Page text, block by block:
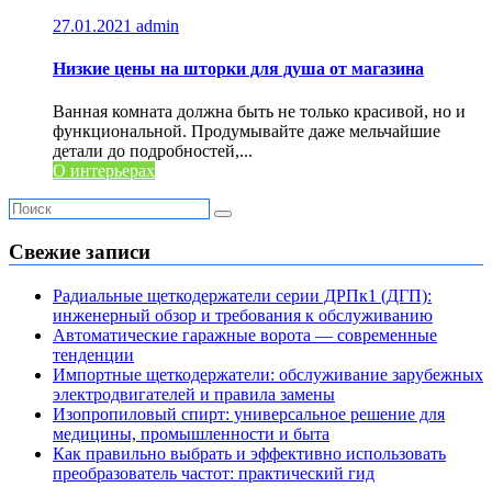
27.01.2021 admin
Низкие цены на шторки для душа от магазина
Ванная комната должна быть не только красивой, но и
функциональной. Продумывайте даже мельчайшие
детали до подробностей,...
О интерьерах
Свежие записи
Радиальные щеткодержатели серии ДРПк1 (ДГП):
инженерный обзор и требования к обслуживанию
Автоматические гаражные ворота — современные
тенденции
Импортные щеткодержатели: обслуживание зарубежных
электродвигателей и правила замены
Изопропиловый спирт: универсальное решение для
медицины, промышленности и быта
Как правильно выбрать и эффективно использовать
преобразователь частот: практический гид